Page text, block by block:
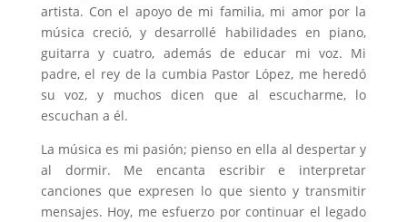
artista. Con el apoyo de mi familia, mi amor por la
música creció, y desarrollé habilidades en piano,
guitarra y cuatro, además de educar mi voz. Mi
padre, el rey de la cumbia Pastor López, me heredó
su voz, y muchos dicen que al escucharme, lo
escuchan a él.
La música es mi pasión; pienso en ella al despertar y
al dormir. Me encanta escribir e interpretar
canciones que expresen lo que siento y transmitir
mensajes. Hoy, me esfuerzo por continuar el legado